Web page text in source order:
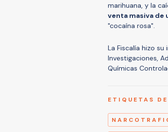
marihuana, y la
venta masiva de
"cocaína rosa".
La Fiscalía hizo
Investigaciones,
Químicas
ETIQUETAS